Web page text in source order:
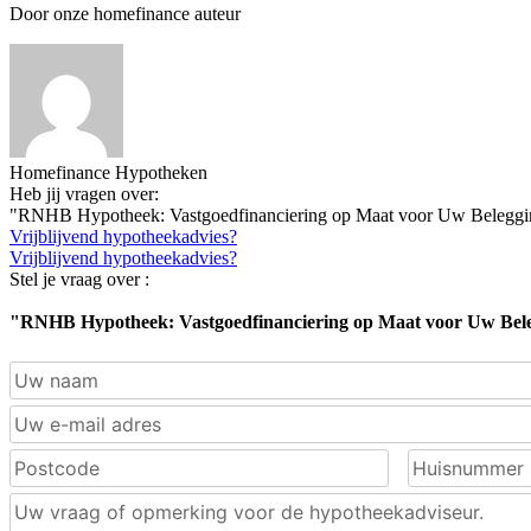
Door onze homefinance auteur
Homefinance Hypotheken
Heb jij vragen over:
"RNHB Hypotheek: Vastgoedfinanciering op Maat voor Uw
Vrijblijvend hypotheekadvies?
Vrijblijvend hypotheekadvies?
Stel je vraag over :
"RNHB Hypotheek: Vastgoedfinanciering op Maat voor Uw